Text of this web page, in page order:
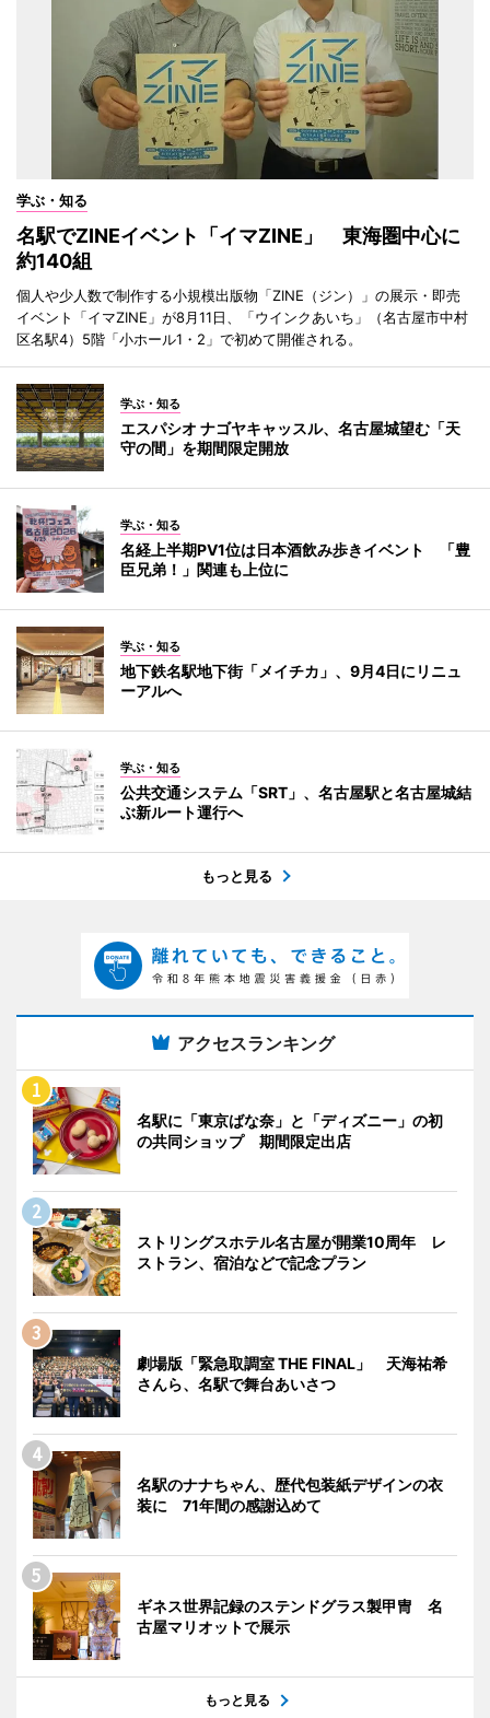
学ぶ・知る
名駅でZINEイベント「イマZINE」 東海圏中心に
約140組
個人や少人数で制作する小規模出版物「ZINE（ジン）」の展示・即売
イベント「イマZINE」が8月11日、「ウインクあいち」（名古屋市中村
区名駅4）5階「小ホール1・2」で初めて開催される。
学ぶ・知る
エスパシオ ナゴヤキャッスル、名古屋城望む「天
守の間」を期間限定開放
学ぶ・知る
名経上半期PV1位は日本酒飲み歩きイベント 「豊
臣兄弟！」関連も上位に
学ぶ・知る
地下鉄名駅地下街「メイチカ」、9月4日にリニュ
ーアルへ
学ぶ・知る
公共交通システム「SRT」、名古屋駅と名古屋城結
ぶ新ルート運行へ
もっと見る
アクセスランキング
名駅に「東京ばな奈」と「ディズニー」の初
の共同ショップ 期間限定出店
ストリングスホテル名古屋が開業10周年 レ
ストラン、宿泊などで記念プラン
劇場版「緊急取調室 THE FINAL」 天海祐希
さんら、名駅で舞台あいさつ
名駅のナナちゃん、歴代包装紙デザインの衣
装に 71年間の感謝込めて
ギネス世界記録のステンドグラス製甲冑 名
古屋マリオットで展示
もっと見る